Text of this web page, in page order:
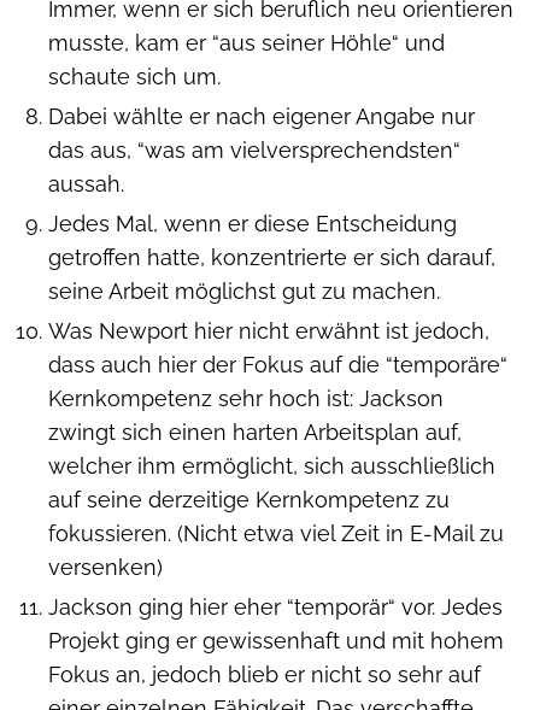
Immer, wenn er sich beruflich neu orientieren
musste, kam er “aus seiner Höhle“ und
schaute sich um.
Dabei wählte er nach eigener Angabe nur
das aus, “was am vielversprechendsten“
aussah.
Jedes Mal, wenn er diese Entscheidung
getroffen hatte, konzentrierte er sich darauf,
seine Arbeit möglichst gut zu machen.
Was Newport hier nicht erwähnt ist jedoch,
dass auch hier der Fokus auf die “temporäre“
Kernkompetenz sehr hoch ist: Jackson
zwingt sich einen harten Arbeitsplan auf,
welcher ihm ermöglicht, sich ausschließlich
auf seine derzeitige Kernkompetenz zu
fokussieren. (Nicht etwa viel Zeit in E-Mail zu
versenken)
Jackson ging hier eher “temporär“ vor. Jedes
Projekt ging er gewissenhaft und mit hohem
Fokus an, jedoch blieb er nicht so sehr auf